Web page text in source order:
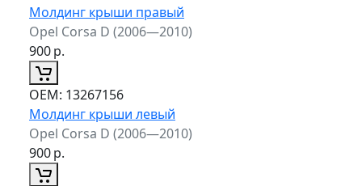
Молдинг крыши правый
Opel Corsa D (2006—2010)
900р.
ОЕМ: 13267156
Молдинг крыши левый
Opel Corsa D (2006—2010)
900р.